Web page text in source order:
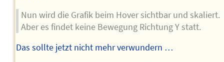
Nun wird die Grafik beim Hover sichtbar und skaliert.
Aber es findet keine Bewegung Richtung Y statt.
Das sollte jetzt nicht mehr verwundern …